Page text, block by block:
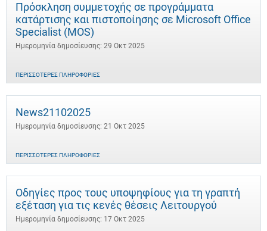
Πρόσκληση συμμετοχής σε προγράμματα
κατάρτισης και πιστοποίησης σε Microsoft Office
Specialist (MOS)
Ημερομηνία δημοσίευσης: 29 Οκτ 2025
ΠΕΡΙΣΣΌΤΕΡΕΣ ΠΛΗΡΟΦΟΡΊΕΣ
News21102025
Ημερομηνία δημοσίευσης: 21 Οκτ 2025
ΠΕΡΙΣΣΌΤΕΡΕΣ ΠΛΗΡΟΦΟΡΊΕΣ
Οδηγίες προς τους υποψηφίους για τη γραπτή
εξέταση για τις κενές θέσεις Λειτουργού
Ημερομηνία δημοσίευσης: 17 Οκτ 2025